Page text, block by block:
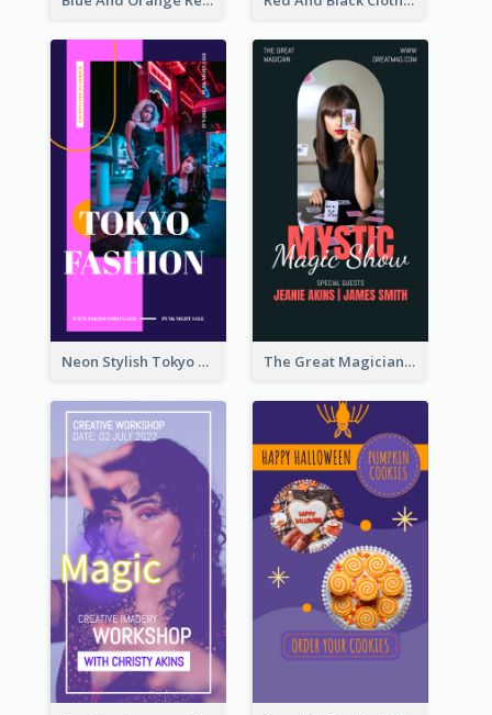
Neon Stylish Tokyo Fashion Night Sale Instagram Design The Great Magician Promote Instagram Stories